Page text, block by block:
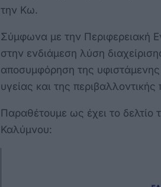
την Κω.
Σύμφωνα με την Περιφερειακή
στην ενδιάμεση λύση
αποσυμφόρηση της
υγείας και της περιβαλλοντικής
Παραθέτουμε ως έχει το δελτίο
Καλύμνου: